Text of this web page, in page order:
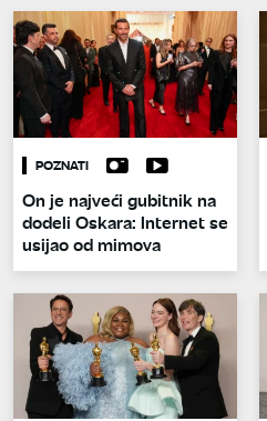
POZNATI
On je najveći gubitnik na
dodeli Oskara: Internet se
usijao od mimova